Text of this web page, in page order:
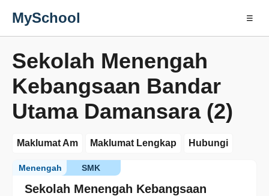
MySchool ☰
Sekolah Menengah
Kebangsaan Bandar
Utama Damansara (2)
Maklumat Am Maklumat Lengkap Hubungi
Sekolah Menengah Kebangsaan
SMK
Menengah